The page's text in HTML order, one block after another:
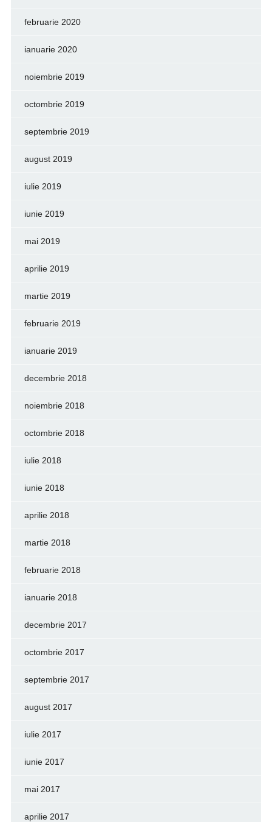
februarie 2020
ianuarie 2020
noiembrie 2019
octombrie 2019
septembrie 2019
august 2019
iulie 2019
iunie 2019
mai 2019
aprilie 2019
martie 2019
februarie 2019
ianuarie 2019
decembrie 2018
noiembrie 2018
octombrie 2018
iulie 2018
iunie 2018
aprilie 2018
martie 2018
februarie 2018
ianuarie 2018
decembrie 2017
octombrie 2017
septembrie 2017
august 2017
iulie 2017
iunie 2017
mai 2017
aprilie 2017